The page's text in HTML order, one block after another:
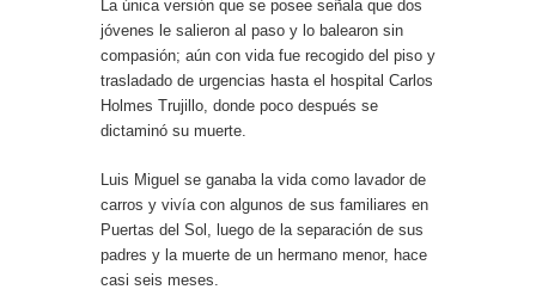
La única versión que se posee señala que dos
jóvenes le salieron al paso y lo balearon sin
compasión; aún con vida fue recogido del piso y
trasladado de urgencias hasta el hospital Carlos
Holmes Trujillo, donde poco después se
dictaminó su muerte.
Luis Miguel se ganaba la vida como lavador de
carros y vivía con algunos de sus familiares en
Puertas del Sol, luego de la separación de sus
padres y la muerte de un hermano menor, hace
casi seis meses.